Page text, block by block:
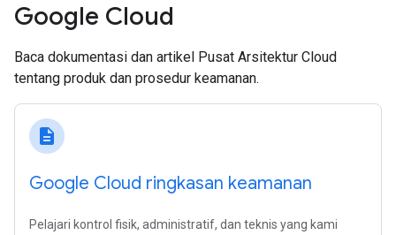
Google Cloud
Baca dokumentasi dan artikel Pusat Arsitektur Cloud
tentang produk dan prosedur keamanan.
description
Google Cloud ringkasan keamanan
Pelajari kontrol fisik, administratif, dan teknis yang kami